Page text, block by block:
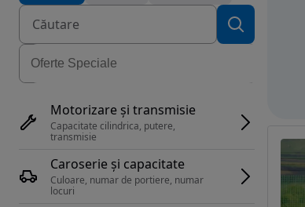
Motorizare și transmisie
Capacitate cilindrica, putere,
transmisie
Caroserie și capacitate
Culoare, numar de portiere, numar
locuri